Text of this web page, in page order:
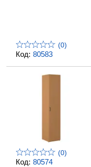
Код: 80583
(0)
Код: 80574
(0)